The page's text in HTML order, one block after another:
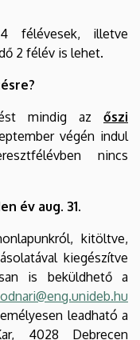
félévesek, illetve
2 félév is lehet.
mindig az őszi
végén indul
nincs
év aug. 31.
kitöltve,
kiegészítve
is beküldhető a
leadható a
4028 Debrecen